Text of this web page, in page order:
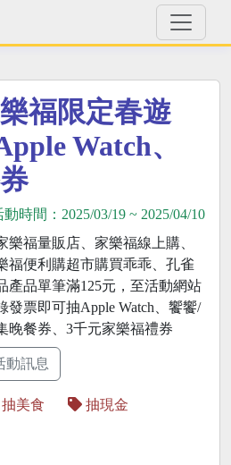
福限定春遊
Watch、
動時間： 2025/03/19 ~ 2025/04/10
樂福量販店、家樂福線上購、
福便利購超市購買乖乖、孔雀
產品單筆滿125元，至活動網站
發票即可抽Apple Watch、饗饗/
晚餐券、3千元家樂福禮券
動訊息
抽美食 抽現金